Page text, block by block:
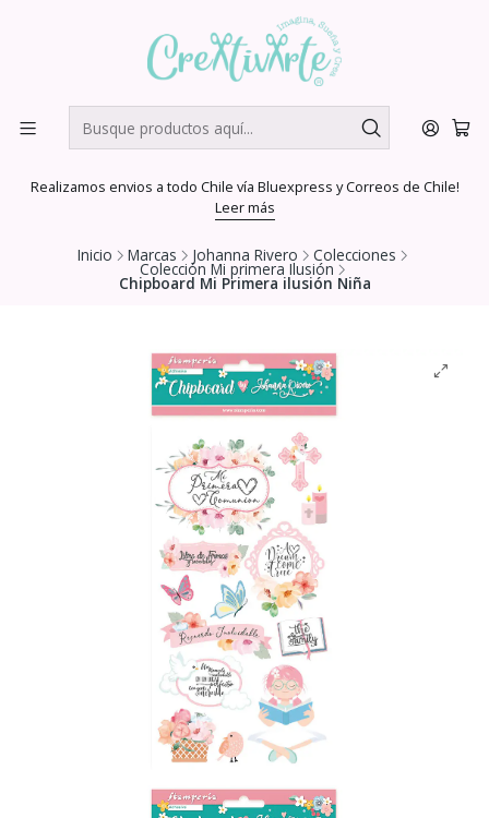
Realizamos envios a todo Chile vía Bluexpress y Correos de Chile!
Leer más
Inicio Marcas Johanna Rivero Colecciones
Colección Mi primera Ilusión
Chipboard Mi Primera ilusión Niña